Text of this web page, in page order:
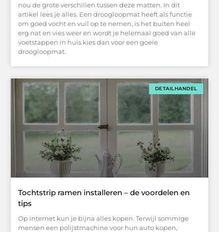
nou de grote verschillen tussen deze matten. In dit
artikel lees je alles. Een droogloopmat heeft als functie
om goed vocht en vuil op te nemen, is het buiten heel
erg nat en vies weer en wordt je helemaal goed van alle
voetstappen in huis kies dan voor een goeie
droogloopmat.
DETAILHANDEL
Tochtstrip ramen installeren – de voordelen en
tips
Op internet kun je bijna alles kopen. Terwijl sommige
mensen een polijstmachine voor hun auto kopen,